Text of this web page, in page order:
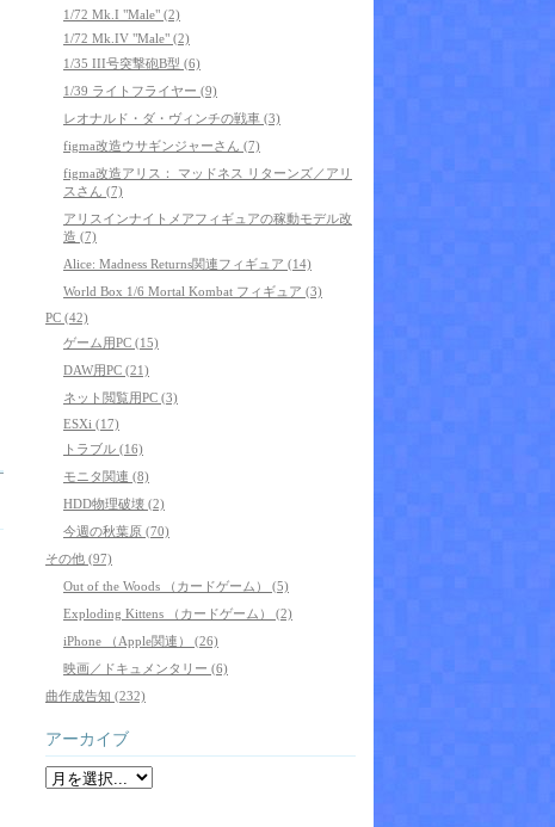
1/72 Mk.I "Male" (2)
1/72 Mk.IV "Male" (2)
1/35 III号突撃砲B型 (6)
1/39 ライトフライヤー (9)
レオナルド・ダ・ヴィンチの戦車 (3)
figma改造ウサギンジャーさん (7)
figma改造アリス： マッドネス リターンズ／アリ
スさん (7)
アリスインナイトメアフィギュアの稼動モデル改
造 (7)
Alice: Madness Returns関連フィギュア (14)
World Box 1/6 Mortal Kombat フィギュア (3)
PC (42)
ゲーム用PC (15)
DAW用PC (21)
ネット閲覧用PC (3)
ESXi (17)
トラブル (16)
モニタ関連 (8)
HDD物理破壊 (2)
今週の秋葉原 (70)
その他 (97)
Out of the Woods （カードゲーム） (5)
Exploding Kittens （カードゲーム） (2)
iPhone （Apple関連） (26)
映画／ドキュメンタリー (6)
曲作成告知 (232)
アーカイブ